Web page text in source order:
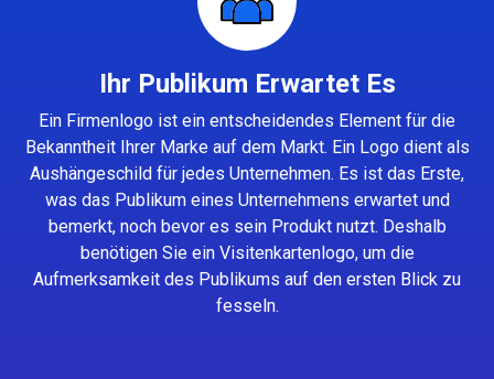
Ihr Publikum Erwartet Es
Ein Firmenlogo ist ein entscheidendes Element für die
Bekanntheit Ihrer Marke auf dem Markt. Ein Logo dient als
Aushängeschild für jedes Unternehmen. Es ist das Erste,
was das Publikum eines Unternehmens erwartet und
bemerkt, noch bevor es sein Produkt nutzt. Deshalb
benötigen Sie ein Visitenkartenlogo, um die
Aufmerksamkeit des Publikums auf den ersten Blick zu
fesseln.